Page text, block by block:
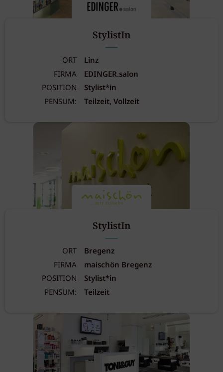
StylistIn
ORT
Linz
FIRMA
EDINGER.salon
POSITION
Stylist*in
PENSUM:
Teilzeit, Vollzeit
StylistIn
ORT
Bregenz
FIRMA
maischön Bregenz
POSITION
Stylist*in
PENSUM:
Teilzeit